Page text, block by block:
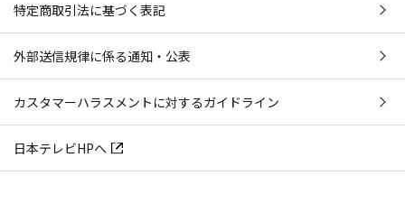
特定商取引法に基づく表記
外部送信規律に係る通知・公表
カスタマーハラスメントに対するガイドライン
日本テレビHPへ